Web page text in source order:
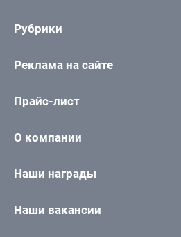
Рубрики
Реклама на сайте
Прайс-лист
О компании
Наши награды
Наши вакансии